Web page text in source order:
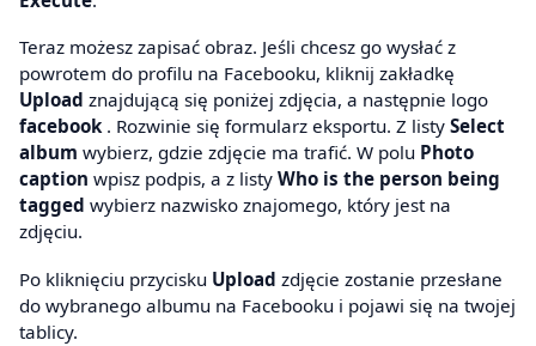
Teraz możesz zapisać obraz. Jeśli chcesz go wysłać z
powrotem do profilu na Facebooku, kliknij zakładkę
Upload znajdującą się poniżej zdjęcia, a następnie logo
facebook. Rozwinie się formularz eksportu. Z listy Select
album wybierz, gdzie zdjęcie ma trafić. W polu Photo
caption wpisz podpis, a z listy Who is the person being
tagged wybierz nazwisko znajomego, który jest na
zdjęciu.
Po kliknięciu przycisku Upload zdjęcie zostanie przesłane
do wybranego albumu na Facebooku i pojawi się na twojej
tablicy.